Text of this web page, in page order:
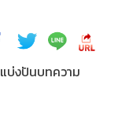
แบ่งปันบทความ